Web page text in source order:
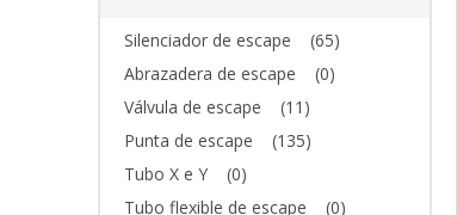
Silenciador de escape
(65)
Abrazadera de escape
(0)
Válvula de escape
(11)
Punta de escape
(135)
Tubo X e Y
(0)
Tubo flexible de escape
(0)